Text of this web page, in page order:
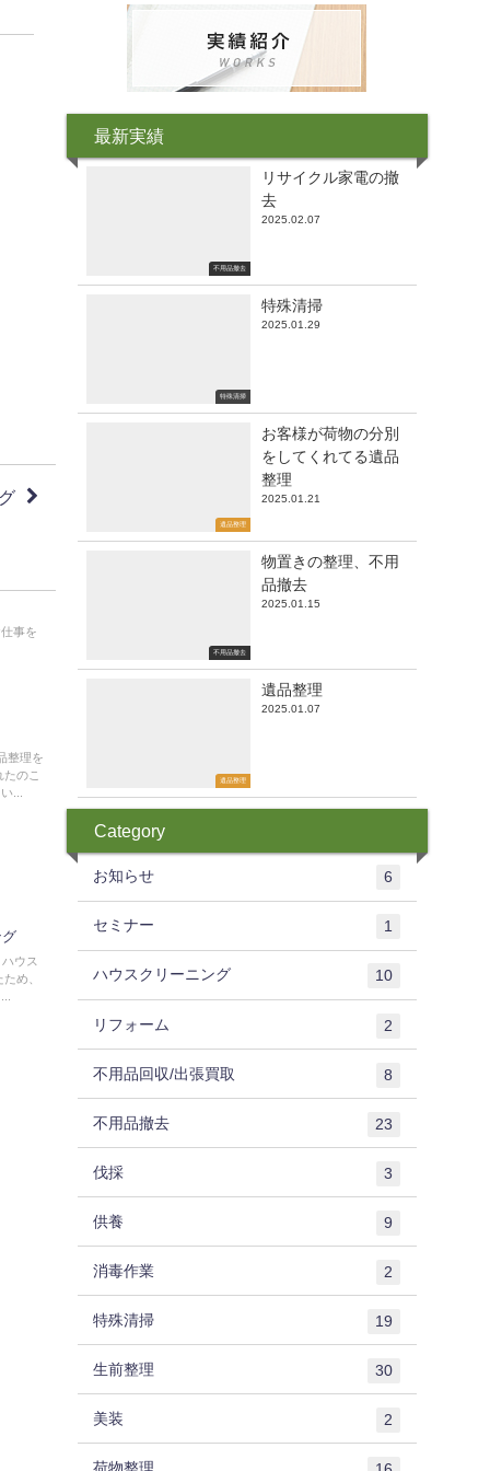
事を
整理を
のこ
...
ウス
め、
最新実績
不用品撤去
リサイクル家電の撤
去
2025.02.07
特殊清掃
特殊清掃
2025.01.29
遺品整理
お客様が荷物の分別
をしてくれてる遺品
整理
2025.01.21
不用品撤去
物置きの整理、不用
品撤去
2025.01.15
遺品整理
遺品整理
2025.01.07
Category
お知らせ 6
セミナー 1
ハウスクリーニング 10
リフォーム 2
不用品回収/出張買取 8
不用品撤去 23
伐採 3
供養 9
消毒作業 2
特殊清掃 19
生前整理 30
美装 2
荷物整理